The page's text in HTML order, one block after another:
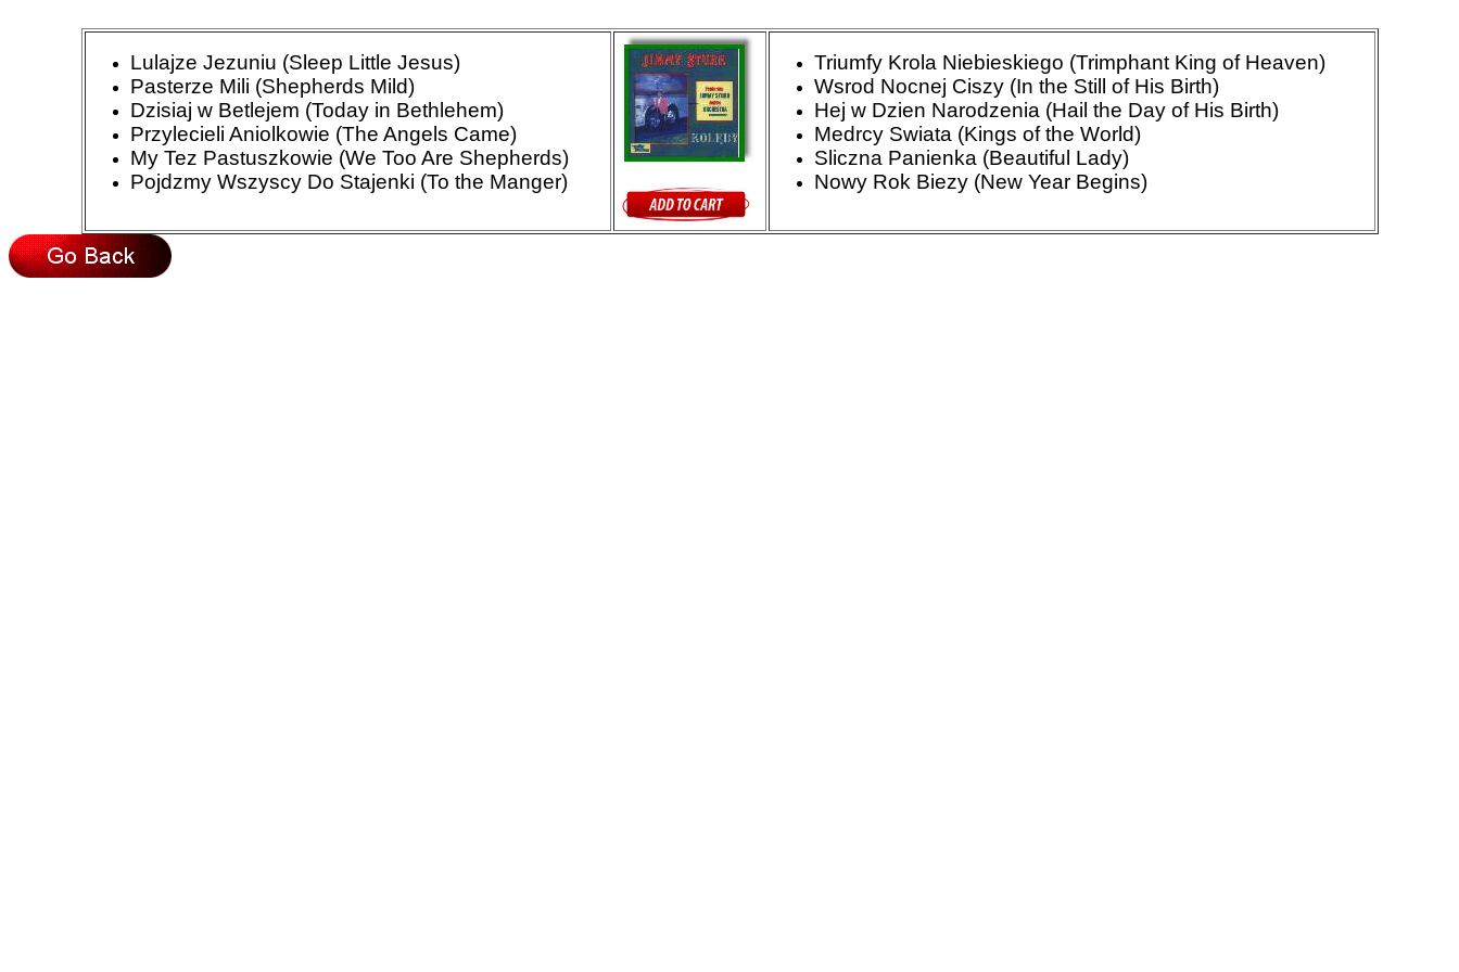
Lulajze Jezuniu (Sleep Little Jesus)
Pasterze Mili (Shepherds Mild)
Dzisiaj w Betlejem (Today in Bethlehem)
Przylecieli Aniolkowie (The Angels Came)
My Tez Pastuszkowie (We Too Are Shepherds)
Pojdzmy Wszyscy Do Stajenki (To the Manger)
Triumfy Krola Niebieskiego (Trimphant King of Heaven)
Wsrod Nocnej Ciszy (In the Still of His Birth)
Hej w Dzien Narodzenia (Hail the Day of His Birth)
Medrcy Swiata (Kings of the World)
Sliczna Panienka (Beautiful Lady)
Nowy Rok Biezy (New Year Begins)